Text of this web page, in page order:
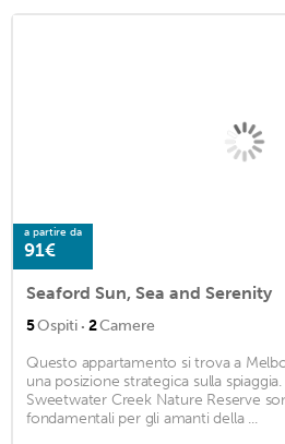
a partire da
91€
Seaford Sun, Sea and Serenity
5Ospiti · 2Camere
Questo appartamento si trova a
una posizione strategica sulla
Sweetwater Creek Nature Reserve
fondamentali per gli amanti della ...